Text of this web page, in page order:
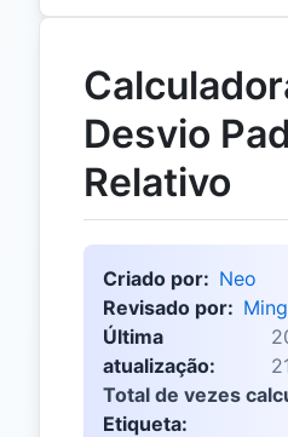
Desvio
Relativo
Criado por: Neo
Revisado por: Ming
Última
atualização:
Total de vezes
Etiqueta: